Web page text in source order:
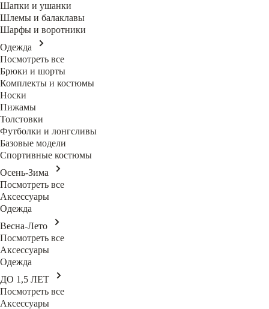
Шапки и ушанки
Шлемы и балаклавы
Шарфы и воротники
Одежда
Посмотреть все
Брюки и шорты
Комплекты и костюмы
Носки
Пижамы
Толстовки
Футболки и лонгсливы
Базовые модели
Спортивные костюмы
Осень-Зима
Посмотреть все
Аксессуары
Одежда
Весна-Лето
Посмотреть все
Аксессуары
Одежда
ДО 1,5 ЛЕТ
Посмотреть все
Аксессуары